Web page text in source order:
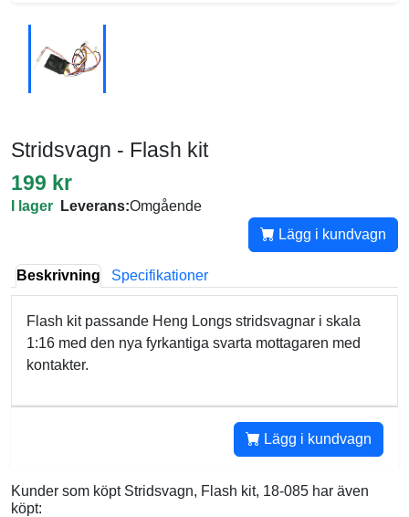
Stridsvagn - Flash kit
199 kr
I lager Leverans:Omgående
Lägg i kundvagn
Beskrivning Specifikationer
Flash kit passande Heng Longs stridsvagnar i skala
1:16 med den nya fyrkantiga svarta mottagaren med
kontakter.
Lägg i kundvagn
Kunder som köpt Stridsvagn, Flash kit, 18-085 har även
köpt: